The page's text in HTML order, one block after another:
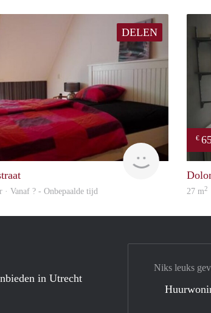
DELEN
Woning
· Vanaf ? - Onbepaalde tijd
€
27 m2
in Utrecht
Niks leuks